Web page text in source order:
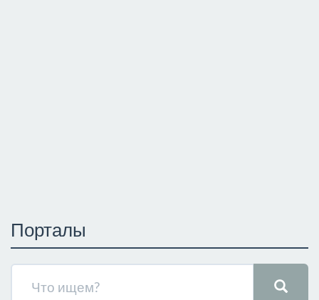
Порталы